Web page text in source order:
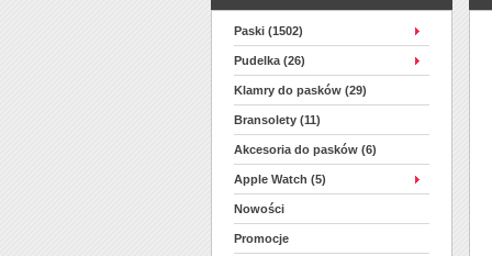
Paski (1502)
Pudelka (26)
Klamry do pasków (29)
Bransolety (11)
Akcesoria do pasków (6)
Apple Watch (5)
Nowości
Promocje